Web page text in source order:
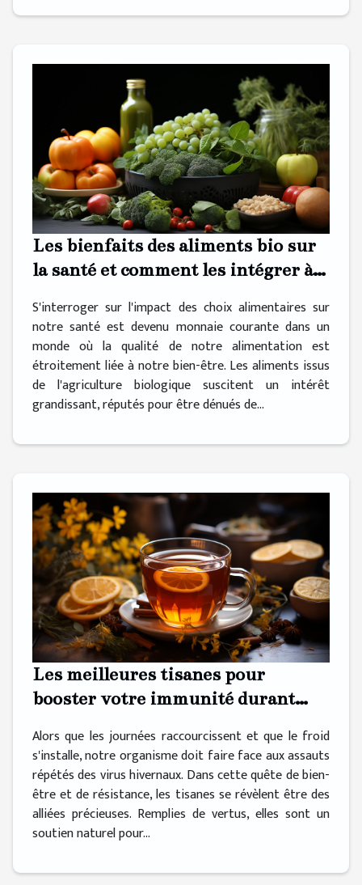
Les bienfaits des aliments bio sur
la santé et comment les intégrer à
S'interroger sur l'impact des choix alimentaires sur
notre santé est devenu monnaie courante dans un
monde où la qualité de notre alimentation est
étroitement liée à notre bien-être. Les aliments issus
de l'agriculture biologique suscitent un intérêt
grandissant, réputés pour être dénués de...
Les meilleures tisanes pour
booster votre immunité durant
Alors que les journées raccourcissent et que le froid
s'installe, notre organisme doit faire face aux assauts
répétés des virus hivernaux. Dans cette quête de bien-
être et de résistance, les tisanes se révèlent être des
alliées précieuses. Remplies de vertus, elles sont un
soutien naturel pour...